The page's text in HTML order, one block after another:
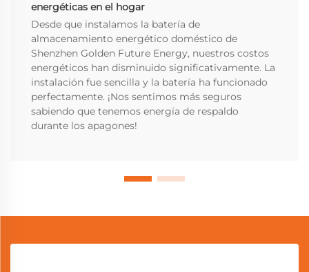
energéticas en el hogar
Desde que instalamos la batería de
almacenamiento energético doméstico de
Shenzhen Golden Future Energy, nuestros costos
energéticos han disminuido significativamente. La
instalación fue sencilla y la batería ha funcionado
perfectamente. ¡Nos sentimos más seguros
sabiendo que tenemos energía de respaldo
durante los apagones!